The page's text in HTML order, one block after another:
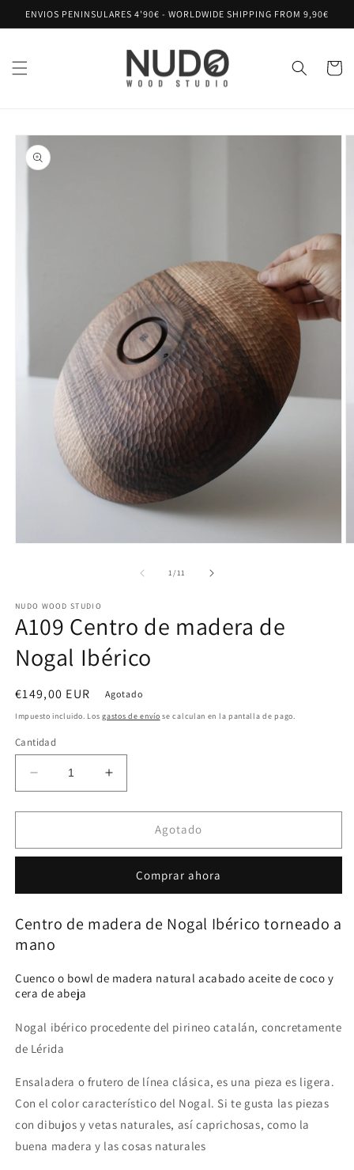
directamente
al contenido
ENVIOS PENINSULARES 4'90€ - WORLDWIDE SHIPPING FROM 9,90€
Carrito
directamente
a la
información
una
ventana
modal
1/de
11
NUDO WOOD STUDIO
A109 Centro de madera de
Nogal Ibérico
Precio
habitual
€149,00 EUR Agotado
Impuesto incluido. Losgastos de envío se calculan en la pantalla de pago.
Cantidad
Reducir
cantidad
para
Centro
de
Ibérico
Aumentar
cantidad
para
Centro
madera
de
Ibérico
Agotado
Comprar ahora
Centro de madera de Nogal Ibérico torneado a
mano
Cuenco o bowl de madera natural acabado aceite de coco y
cera de abeja
Nogal ibérico procedente del pirineo catalán, concretamente
de Lérida
Ensaladera o frutero de línea clásica, es una pieza es ligera.
Con el color característico del Nogal. Si te gusta las piezas
con dibujos y vetas naturales, así caprichosas, como la
buena madera y las cosas naturales